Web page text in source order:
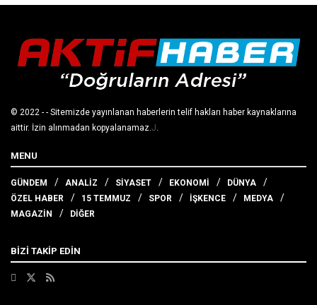
© 2022 - - Sitemizde yayınlanan haberlerin telif hakları haber kaynaklarına
aittir. İzin alınmadan kopyalanamaz.J.
MENU
GÜNDEM ANALİZ SİYASET EKONOMİ
DÜNYA
ÖZEL HABER
15 TEMMUZ SPOR İŞKENCE
MEDYA
MAGAZİN
DİĞER
BİZİ TAKİP EDİN